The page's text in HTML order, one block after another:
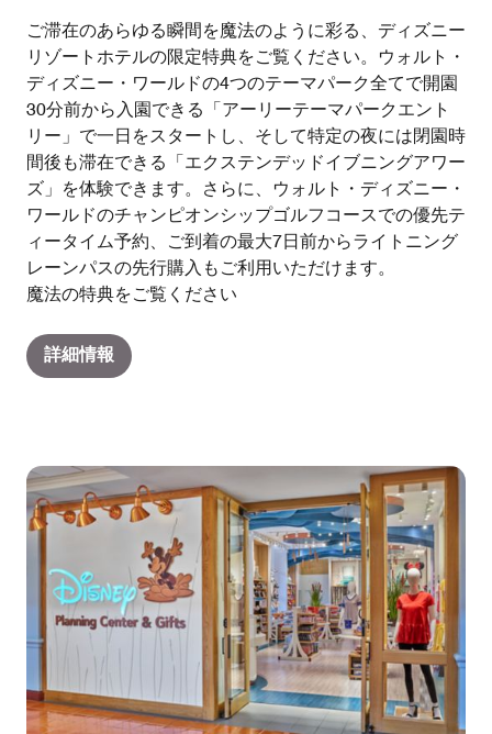
ご滞在のあらゆる瞬間を魔法のように彩る、ディズニー
リゾートホテルの限定特典をご覧ください。ウォルト・
ディズニー・ワールドの4つのテーマパーク全てで開園
30分前から入園できる「アーリーテーマパークエント
リー」で一日をスタートし、そして特定の夜には閉園時
間後も滞在できる「エクステンデッドイブニングアワー
ズ」を体験できます。さらに、ウォルト・ディズニー・
ワールドのチャンピオンシップゴルフコースでの優先テ
ィータイム予約、ご到着の最大7日前からライトニング
レーンパスの先行購入もご利用いただけます。
魔法の特典をご覧ください
詳細情報